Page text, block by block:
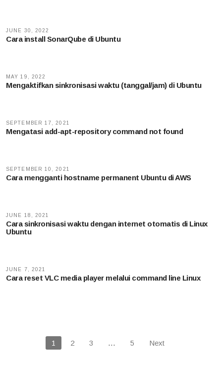
JUNE 30, 2022
Cara install SonarQube di Ubuntu
MAY 19, 2022
Mengaktifkan sinkronisasi waktu (tanggal/jam) di Ubuntu
SEPTEMBER 17, 2021
Mengatasi add-apt-repository command not found
SEPTEMBER 10, 2021
Cara mengganti hostname permanent Ubuntu di AWS
JUNE 18, 2021
Cara sinkronisasi waktu dengan internet otomatis di Linux
Ubuntu
JUNE 7, 2021
Cara reset VLC media player melalui command line Linux
1 2 3 … 5 Next